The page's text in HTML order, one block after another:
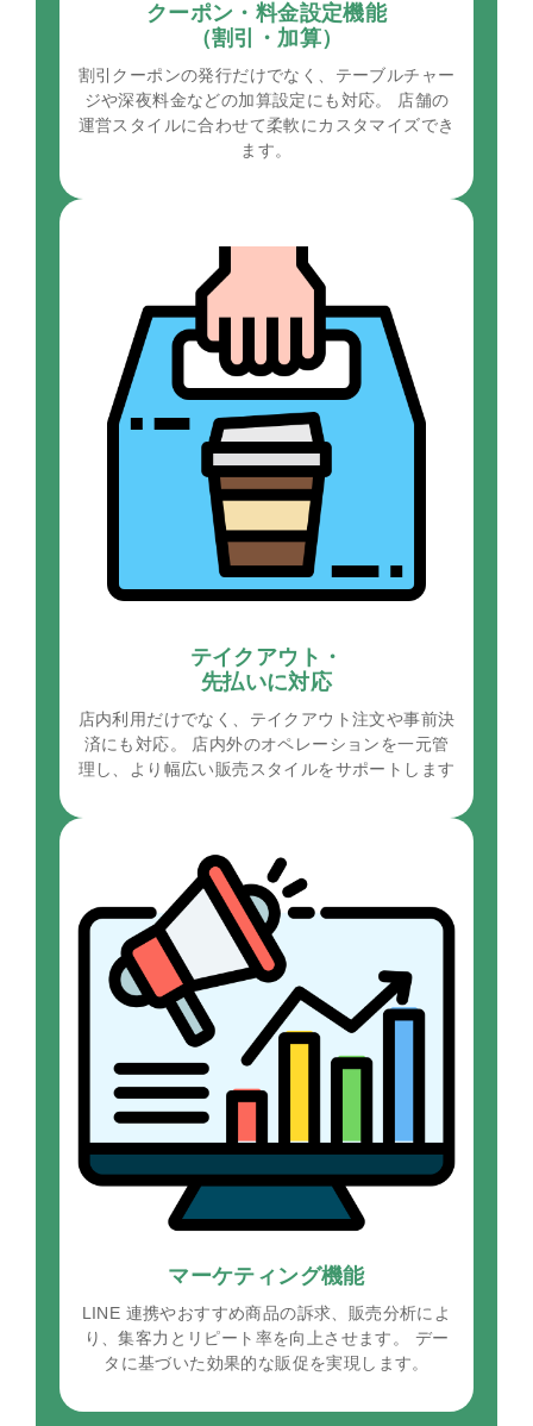
クーポン・料金設定機能
（割引・加算）
割引クーポンの発行だけでなく、テーブルチャー
ジや深夜料金などの加算設定にも対応。 店舗の
運営スタイルに合わせて柔軟にカスタマイズでき
ます。
テイクアウト・
先払いに対応
店内利用だけでなく、テイクアウト注文や事前決
済にも対応。 店内外のオペレーションを一元管
理し、より幅広い販売スタイルをサポートします
マーケティング機能
LINE 連携やおすすめ商品の訴求、販売分析によ
り、集客力とリピート率を向上させます。 デー
タに基づいた効果的な販促を実現します。